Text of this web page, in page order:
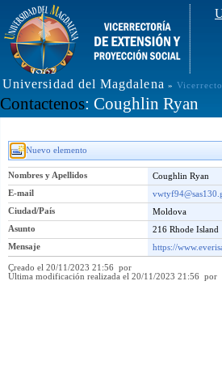
Universidad del Magdalena »
Contactenos: Coughlin Ryan
Nuevo elemento
Nombres y Apellidos
Coughlin Ryan
E-mail
Ciudad/País
Moldova
Asunto
216 Rhode Island
Mensaje
https://
Creado el 20/11/2023 21:56 por
Última modificación realizada el 20/11/2023 21:56 por